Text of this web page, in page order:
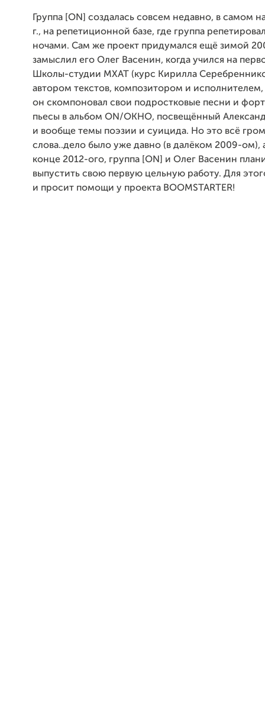
Группа [ON] создалась совсем недавно, в самом
г., на репетиционной базе, где группа
ночами. Сам же проект придумался ещё зимой
замыслил его Олег Васенин, когда учился на
Школы-студии МХАТ (курс Кирилла
автором текстов, композитором и исполнителем,
он скомпоновал свои подростковые песни и
пьесы в альбом ON/ОКНО, посвещённый
и вообще темы поэзии и суицида. Но это всё
слова..дело было уже давно (в далёком 2009-ом),
конце 2012-ого, группа [ON]
и Олег Васенин
выпустить свою первую цельную работу. Для
и просит помощи у проекта BOOMSTARTER!